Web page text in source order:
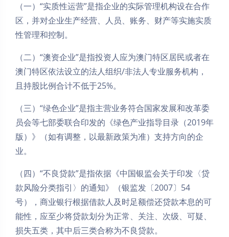
（一）“实质性运营”是指企业的实际管理机构设在合作
区，并对企业生产经营、人员、账务、财产等实施实质
性管理和控制。
（二）“澳资企业”是指投资人应为澳门特区居民或者在
澳门特区依法设立的法人组织/非法人专业服务机构，
且持股比例合计不低于25%。
（三）“绿色企业”是指主营业务符合国家发展和改革委
员会等七部委联合印发的《绿色产业指导目录（2019年
版）》（如有调整，以最新政策为准）支持方向的企
业。
（四）“不良贷款”是指依据《中国银监会关于印发〈贷
款风险分类指引〉的通知》（银监发〔2007〕54
号），商业银行根据借款人及时足额偿还贷款本息的可
能性，应至少将贷款划分为正常、关注、次级、可疑、
损失五类，其中后三类合称为不良贷款。